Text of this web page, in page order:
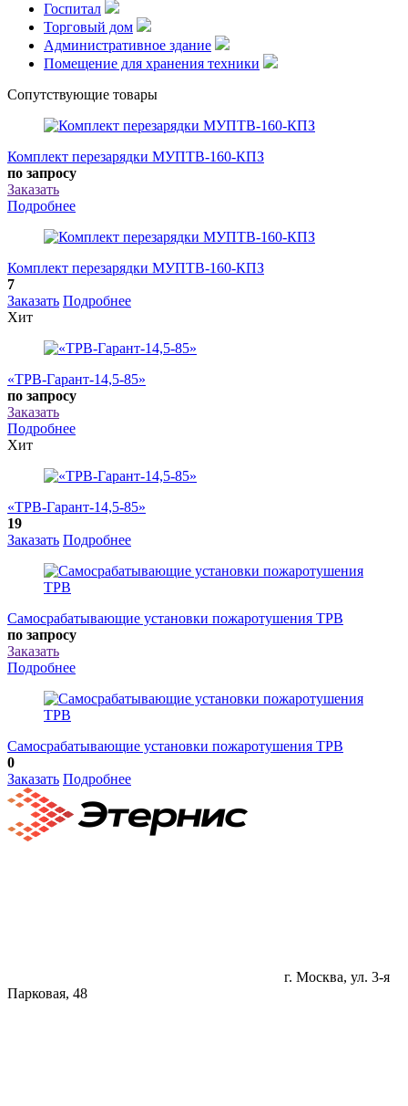
Госпитал
Торговый дом
Административное здание
Помещение для хранения техники
Сопутствующие товары
Комплект перезарядки МУПТВ-160-КПЗ
по запросу
Заказать
Подробнее
Комплект перезарядки МУПТВ-160-КПЗ
7
Заказать Подробнее
Хит
«ТРВ-Гарант-14,5-85»
по запросу
Заказать
Подробнее
Хит
«ТРВ-Гарант-14,5-85»
19
Заказать Подробнее
Самосрабатывающие установки пожаротушения ТРВ
по запросу
Заказать
Подробнее
Самосрабатывающие установки пожаротушения ТРВ
0
Заказать Подробнее
г. Москва, ул. 3-я
Парковая, 48